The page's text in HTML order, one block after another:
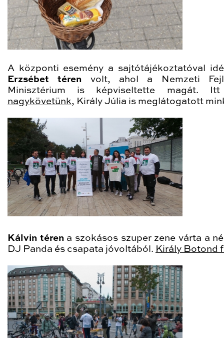
A központi esemény a sajtótájékoztatóval
Erzsébet téren volt, ahol a Nemzeti
Minisztérium is képviseltette magát.
nagykövetünk, Király Júlia is meglátogatott
Kálvin térena szokásos szuper zene várta a
DJ Panda és csapata jóvoltából. Király Botond